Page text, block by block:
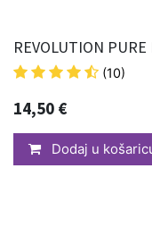
REVOLUTION
(10)
14,50 €
Dodaj u